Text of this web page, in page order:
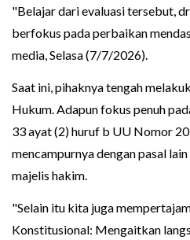
"Belajar dari evaluasi tersebut,
berfokus pada perbaikan
media, Selasa (7/7/2026).
Saat ini, pihaknya tengah
Hukum. Adapun fokus penuh
33 ayat (2) huruf b UU Nomor
mencampurnya dengan pasal
majelis hakim.
"Selain itu kita juga
Konstitusional: Mengaitkan